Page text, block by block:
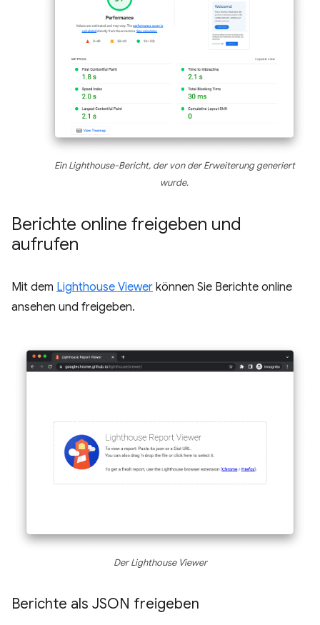
Ein Lighthouse-Bericht, der von der Erweiterung generiert
wurde.
Berichte online freigeben und
aufrufen
Mit dem Lighthouse Viewer können Sie Berichte online
ansehen und freigeben.
Der Lighthouse Viewer
Berichte als JSON freigeben